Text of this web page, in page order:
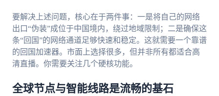
要解决上述问题，核心在于两件事：一是将自己的网络
出口“伪装”成位于中国境内，绕过地域限制；二是确保这
条“回国”的网络通道足够快速和稳定。这就需要一个靠谱
的回国加速器。市面上选择很多，但并非所有都适合高
清直播。你需要关注几个硬核功能。
全球节点与智能线路是流畅的基石